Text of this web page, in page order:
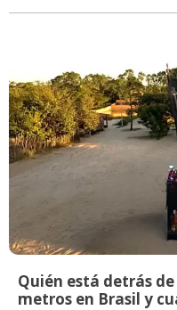
Quién está detrás
metros en Brasil y